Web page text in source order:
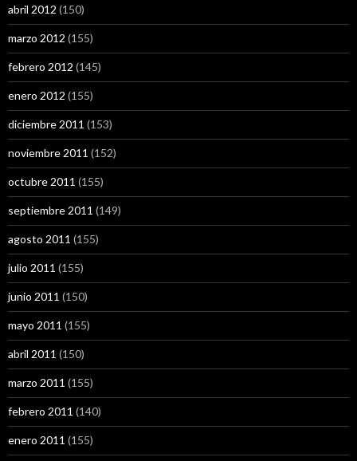
abril 2012 (150)
marzo 2012 (155)
febrero 2012 (145)
enero 2012 (155)
diciembre 2011 (153)
noviembre 2011 (152)
octubre 2011 (155)
septiembre 2011 (149)
agosto 2011 (155)
julio 2011 (155)
junio 2011 (150)
mayo 2011 (155)
abril 2011 (150)
marzo 2011 (155)
febrero 2011 (140)
enero 2011 (155)